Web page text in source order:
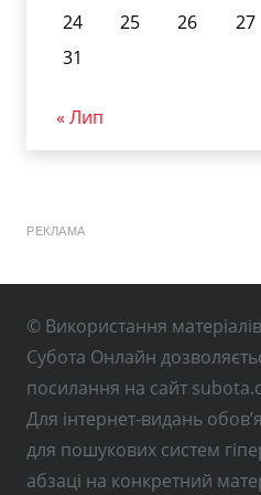
24
25 26 27
31
« Лип
РЕКЛАМА
© Використання
Субота Онлайн
посилання на сайт
Для інтернет-видань
для пошукових систем
абзаці на конкретний